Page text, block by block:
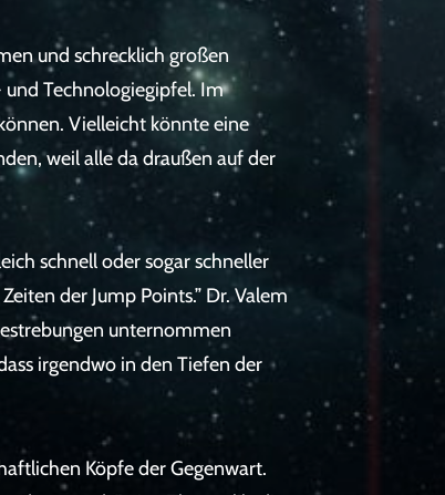
und schrecklich großen
und Technologiegipfel. Im
Vielleicht könnte eine
weil alle da draußen auf der
schnell oder sogar schneller
der Jump Points.” Dr. Valem
unternommen
irgendwo in den Tiefen der
Köpfe der Gegenwart.